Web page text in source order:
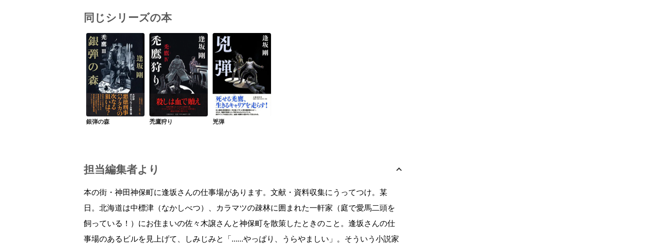
同じシリーズの本
銀弾の森 禿鷹狩り 兇弾
担当編集者より
本の街・神田神保町に逢坂さんの仕事場があります。文献・資料収集にうってつけ。某
日。北海道は中標津（なかしべつ）、カラマツの疎林に囲まれた一軒家（庭で愛馬二頭を
飼っている！）にお住まいの佐々木譲さんと神保町を散策したときのこと。逢坂さんの仕
事場のあるビルを見上げて、しみじみと「……やっぱり、うらやましい」。そういう小説家